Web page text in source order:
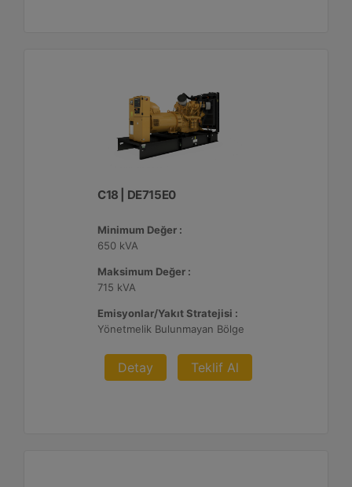
C18 | DE715E0
Minimum Değer :
650 kVA
Maksimum Değer :
715 kVA
Emisyonlar/Yakıt Stratejisi :
Yönetmelik Bulunmayan Bölge
Detay Teklif Al